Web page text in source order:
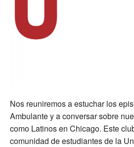
Nos reuniremos a estuchar los
Ambulante y a conversar sobre
como Latinos en Chicago. Este
comunidad de estudiantes de la